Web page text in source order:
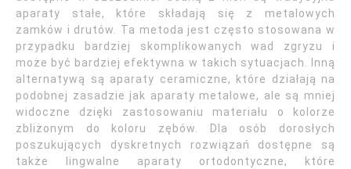
aparaty stałe, które składają się z metalowych
zamków i drutów. Ta metoda jest często stosowana w
przypadku bardziej skomplikowanych wad zgryzu i
może być bardziej efektywna w takich sytuacjach. Inną
alternatywą są aparaty ceramiczne, które działają na
podobnej zasadzie jak aparaty metalowe, ale są mniej
widoczne dzięki zastosowaniu materiału o kolorze
zbliżonym do koloru zębów. Dla osób dorosłych
poszukujących dyskretnych rozwiązań dostępne są
także lingwalne aparaty ortodontyczne, które